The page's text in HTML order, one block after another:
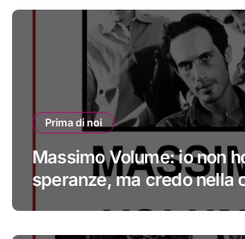
Prima di noi
Massimo Volume: io non
speranze, ma credo nella